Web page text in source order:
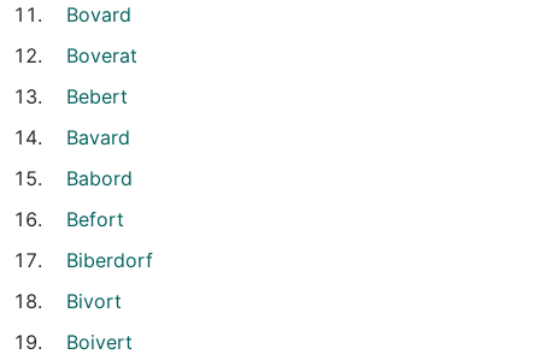
Bovard
Boverat
Bebert
Bavard
Babord
Befort
Biberdorf
Bivort
Boivert